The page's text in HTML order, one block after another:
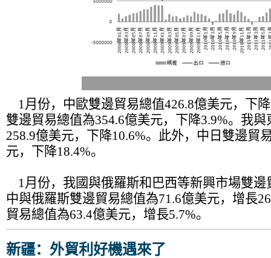
1月份，中歐雙邊貿易總值426.8億美元，下
雙邊貿易總值為354.6億美元，下降3.9%。我
258.9億美元，下降10.6%。此外，中日雙邊貿
元，下降18.4%。
1月份，我國與俄羅斯和巴西等新興市場雙邊
中與俄羅斯雙邊貿易總值為71.6億美元，增長
貿易總值為63.4億美元，增長5.7%。
新疆：外貿利好機遇來了